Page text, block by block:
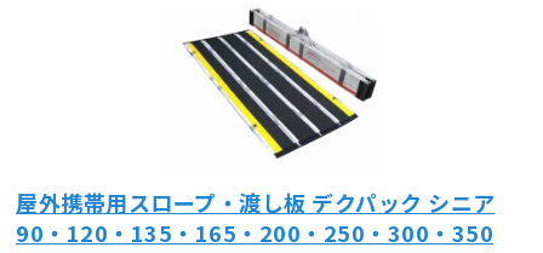
屋外携帯用スロープ・渡し板 デクパック シニア
90・120・135・165・200・250・300・350